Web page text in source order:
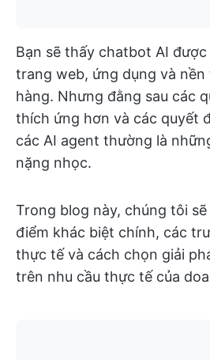
Bạn sẽ thấy chatbot AI
trang web, ứng dụng và
hàng. Nhưng đằng sau các
thích ứng hơn và các quyết
các AI agent thường là
nặng nhọc.
Trong blog này, chúng tôi
điểm khác biệt chính, các
thực tế và cách chọn giải
trên nhu cầu thực tế của